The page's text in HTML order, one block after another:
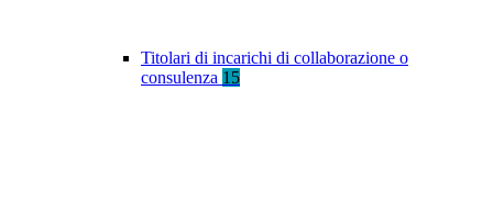
Titolari di incarichi di collaborazione o
consulenza 15